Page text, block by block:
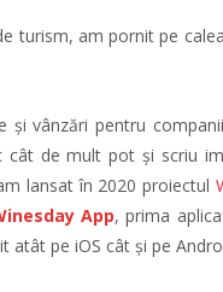
turism, am pornit pe
și vânzări pentru
cât de mult pot și scriu
lansat în 2020 proiectul
App, prima
atât pe iOS cât și pe